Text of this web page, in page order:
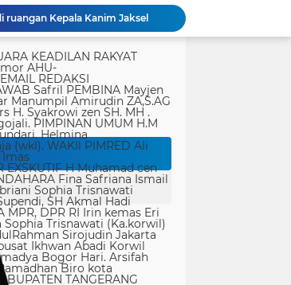
Kepala Kanim Jaksel
Satgas TMMD ke-129 Kodim 1505/Tidore Bangun Rumah Layak Huni untuk Warga Kurang Mampu di Wasile Tengah
KPSM Resmi Tutup Penggalangan Dana Banjir Sangihe-Tamako: Semangat Kebersamaan & Solidaritas Tetap Terjaga
Polri Kerahkan 372 Taruna Akpol Dampingi Siswa di 73 Sekolah Rakyat Bersama Taruna Akademi TNI
China buronan pemerintah
Pengguna yang dilaporkan dan melanggar ketentuan butir (c), sesegera mungkin secara proporsional selambat-lambatnya 2 x 24 jam setelah pengaduan diterima. Media siber yang telah memenuhi ketentuan pada butir (a), (b), (c), dan (f) tidak dibebani tanggung jawab atas masalah yang ditimbulkan akibat pemuatan isi yang melanggar ketentuan pada butir (c). Media siber bertanggung jawab atas Isi Buatan Pengguna yang dilaporkan bila tidak mengambil tindakan koreksi setelah batas waktu sebagaimana tersebut pada butir (f). 4. Ralat, Koreksi, dan Hak Jawab Ralat, koreksi, dan hak jawab mengacu pada Undang-Undang Pers, Kode Etik Jurnalistik, dan Pedoman Hak Jawab yang ditetapkan Dewan Pers. Ralat, koreksi dan atau hak jawab wajib ditautkan pada berita yang diralat, dikoreksi atau yang diberi hak jawab. Di setiap berita ralat, koreksi, dan hak jawab wajib dicantumkan waktu pemuatan ralat, koreksi, dan atau hak jawab tersebut. Bila suatu berita media siber tertentu disebarluaskan media siber lain, maka: Tanggung jawab media siber pembuat berita terbatas pada berita yang dipublikasikan di media siber tersebut atau media siber yang berada di bawah otoritas teknisnya; Koreksi berita yang dilakukan oleh sebuah media siber, juga harus dilakukan oleh media siber lain yang mengutip berita dari media siber yang dikoreksi itu; Media yang menyebarluaskan berita dari sebuah media siber dan tidak melakukan koreksi atas berita sesuai yang dilakukan oleh media siber pemilik dan atau pembuat berita tersebut, bertanggung jawab penuh atas semua akibat hukum dari berita yang tidak dikoreksinya itu. Sesuai dengan Undang-Undang Pers, media siber yang tidak melayani hak jawab dapat dijatuhi sanksi hukum pidana denda paling banyak Rp500.000.000 (Lima ratus juta rupiah). 5. Pencabutan Berita Berita yang sudah dipublikasikan tidak dapat dicabut karena alasan penyensoran dari pihak luar redaksi, kecuali terkait masalah SARA, kesusilaan, masa depan anak, pengalaman traumatik korban atau berdasarkan pertimbangan khusus lain yang ditetapkan Dewan Pers. Media siber lain wajib mengikuti pencabutan kutipan berita dari media asal yang telah dicabut. Pencabutan berita wajib disertai dengan alasan pencabutan dan diumumkan kepada publik. 6. Iklan Media siber wajib membedakan dengan tegas antara produk berita dan iklan. Setiap berita/artikel/isi yang merupakan iklan dan atau isi berbayar wajib mencantumkan keterangan ”advertorial”, ”iklan”, ”ads”, ”spons